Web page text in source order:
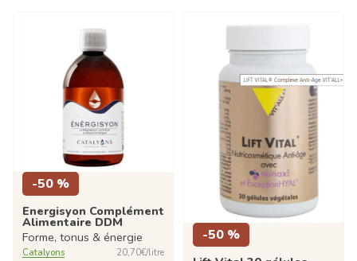
-50 %
Energisyon Complément
Alimentaire DDM
Forme, tonus & énergie
Catalyons 20,70€/litre
-50 %